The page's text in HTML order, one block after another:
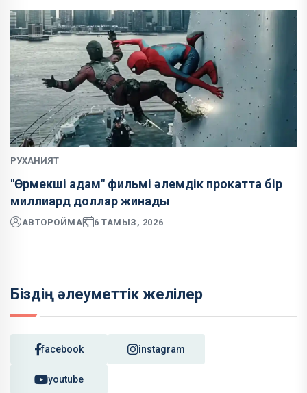
РУХАНИЯТ
"Өрмекші адам" фильмі әлемдік прокатта бір
миллиард доллар жинады
АВТОРОЙМАҚ 6 ТАМЫЗ, 2026
Біздің әлеуметтік желілер
facebook instagram
youtube